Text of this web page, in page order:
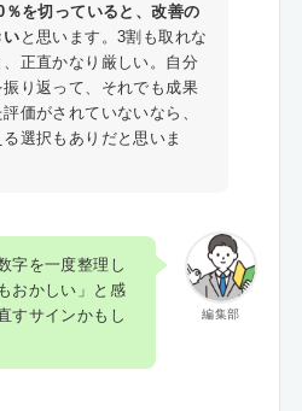
％を切っていると、改善の
い と思います。3割も取れな
正直かなり厳しい。自分
り返って、それでも成果
価がされていないなら、
選択もありだと思いま
編集部
字を一度整理し
おかしい」と感
すサインかもし